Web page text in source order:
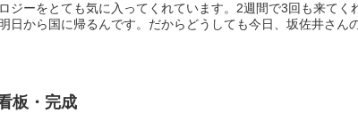
ジーをとても気に入ってくれています。2週間で3回も来て
日から国に帰るんです。だからどうしても今日、坂佐井さん
板・完成